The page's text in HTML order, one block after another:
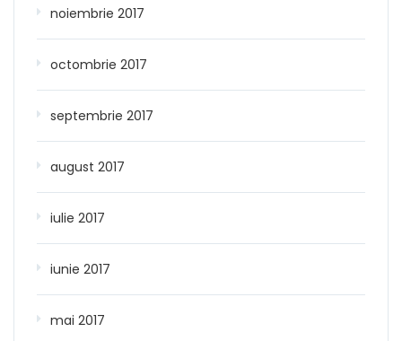
noiembrie 2017
octombrie 2017
septembrie 2017
august 2017
iulie 2017
iunie 2017
mai 2017